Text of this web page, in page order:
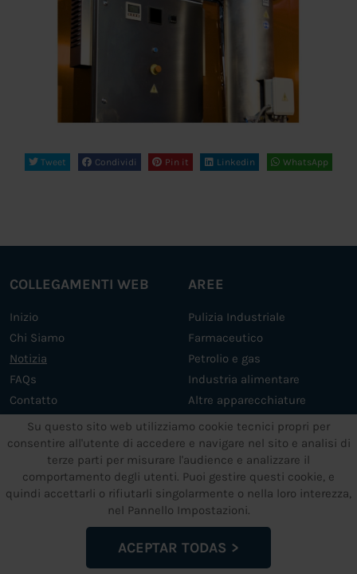
Tweet Condividi Pin it Linkedin WhatsApp
Su questo sito web utilizziamo cookie tecnici propri per
consentire all'utente di accedere e navigare nel sito e analisi di
terze parti per misurare l'audience e analizzare il
comportamento degli utenti. Puoi gestire questi cookie, e
quindi accettarli o rifiutarli singolarmente o nella loro interezza,
nel Pannello Impostazioni.
ACEPTAR TODAS
COLLEGAMENTI WEB
Inizio
Chi Siamo
Notizia
FAQs
Contatto
AREE
Pulizia Industriale
Farmaceutico
Petrolio e gas
Industria alimentare
Altre apparecchiature
Servizi
ALTRI SERVIZI
Supporto e manutenzione
Impianti a ultrasuoni su
TESTI LEGALI
Impronta
Informativa sulla privacy dei
dati
Politica Cookies